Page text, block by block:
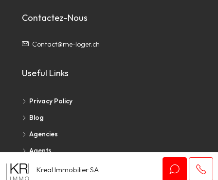
Contactez-Nous
Contact@me-loger.ch
Useful Links
Privacy Policy
Blog
Agencies
Agents
Kreal Immobilier SA